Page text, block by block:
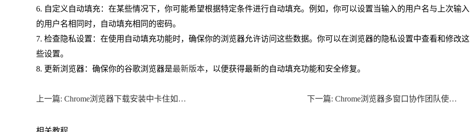
6. 自定义自动填充：在某些情况下，你可能希望根据特定条件进行自动填充。例如，你可以设置当输入的用户名与上次输入
的用户名相同时，自动填充相同的密码。
7. 检查隐私设置：在使用自动填充功能时，确保你的浏览器允许访问这些数据。你可以在浏览器的隐私设置中查看和修改这
些设置。
8. 更新浏览器：确保你的谷歌浏览器是最新版本，以便获得最新的自动填充功能和安全修复。
上一篇: Chrome浏览器下载安装中卡住如何解决 下一篇: Chrome浏览器多窗口协作团队使用方便吗